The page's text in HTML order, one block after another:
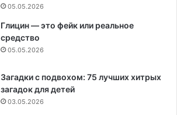
05.05.2026
Глицин — это фейк или реальное
средство
05.05.2026
Загадки с подвохом: 75 лучших хитрых
загадок для детей
03.05.2026